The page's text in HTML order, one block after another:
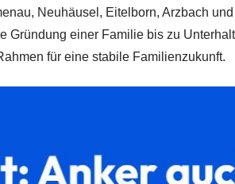
Neuhäusel, Eitelborn, Arzbach
einer Familie bis zu
für eine stabile Familienzukunft.